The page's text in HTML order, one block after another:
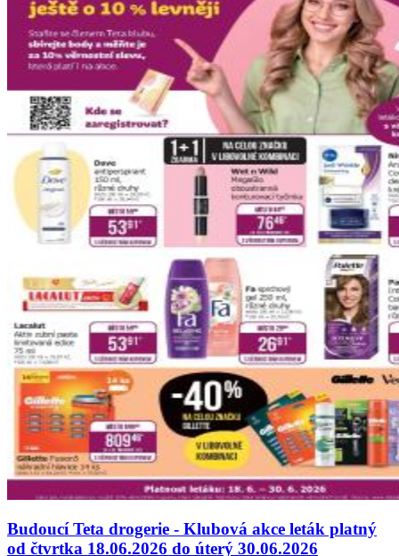
Budoucí Teta drogerie - Klubová akce leták platný
od čtvrtka 18.06.2026 do úterý 30.06.2026